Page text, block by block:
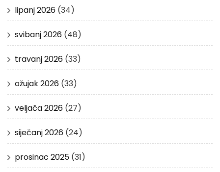
lipanj 2026 (34)
svibanj 2026 (48)
travanj 2026 (33)
ožujak 2026 (33)
veljača 2026 (27)
siječanj 2026 (24)
prosinac 2025 (31)